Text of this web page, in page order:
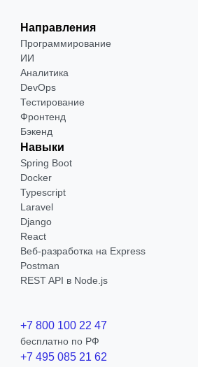
Направления
Программирование
ИИ
Аналитика
DevOps
Тестирование
Фронтенд
Бэкенд
Навыки
Spring Boot
Docker
Typescript
Laravel
Django
React
Веб-разработка на Express
Postman
REST API в Node.js
+7 800 100 22 47
бесплатно по РФ
+7 495 085 21 62